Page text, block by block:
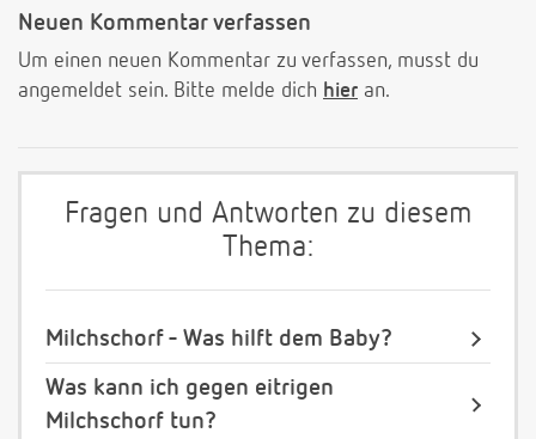
Neuen Kommentar verfassen
Um einen neuen Kommentar zu verfassen, musst du
angemeldet sein. Bitte melde dich hier an.
Fragen und Antworten zu diesem
Thema:
Milchschorf - Was hilft dem Baby?
Was kann ich gegen eitrigen
Milchschorf tun?